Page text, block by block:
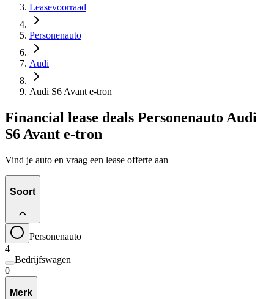
Leasevoorraad
Personenauto
Audi
Audi S6 Avant e-tron
Financial lease deals Personenauto Audi
S6 Avant e-tron
Vind je auto en vraag een lease offerte aan
Soort
Personenauto
4
Bedrijfswagen
0
Merk